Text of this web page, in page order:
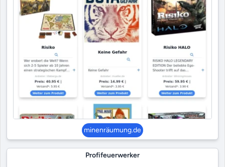
minenräumung.de
Profifeuerwerker